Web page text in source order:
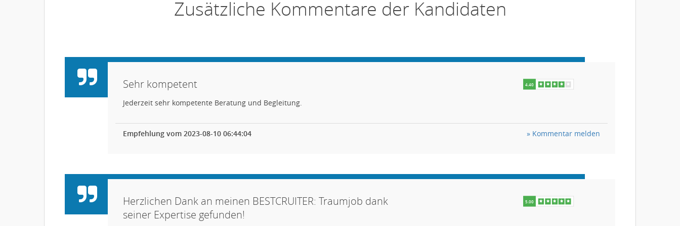
Zusätzliche Kommentare der Kandidaten
Sehr kompetent
Jederzeit sehr kompetente Beratung und Begleitung.
Empfehlung vom 2023-08-10 06:44:04 » Kommentar melden
Herzlichen Dank an meinen BESTCRUITER: Traumjob dank
seiner Expertise gefunden!